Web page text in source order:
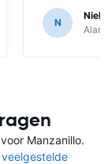
N
Manzanillo.
veelgestelde